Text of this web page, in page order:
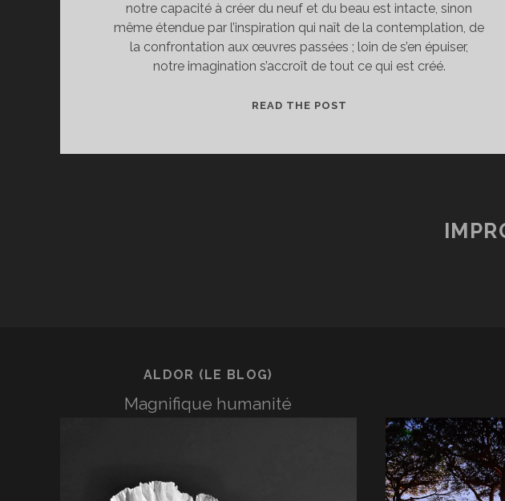
notre capacité à créer du neuf et du beau est intacte, sinon
même étendue par l’inspiration qui naît de la contemplation, de
la confrontation aux œuvres passées ; loin de s’en épuiser,
notre imagination s’accroît de tout ce qui est créé.
READ THE POST
ALDOR (LE BLOG)
Magnifique humanité